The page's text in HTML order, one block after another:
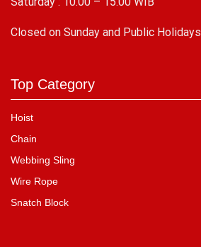
C losed on Sunday and Public Holidays
Top Category
Hoist
Chain
Webbing Sling
Wire Rope
Snatch Block